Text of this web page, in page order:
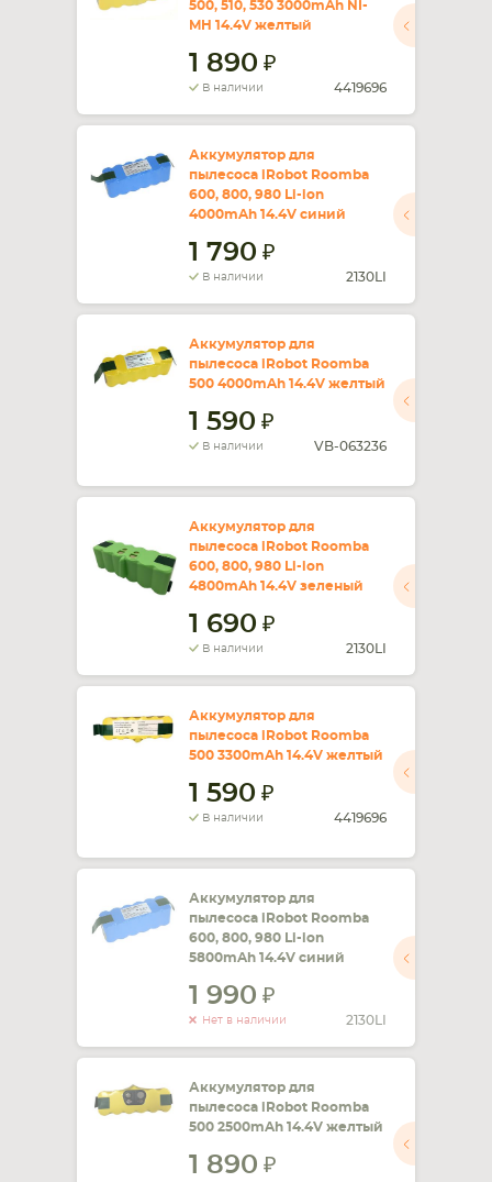
500, 510, 530 3000mAh NI-
MH 14.4V желтый
1 890
В наличии 4419696
Аккумулятор для
пылесоса iRobot Roomba
600, 800, 980 Li-ion
4000mAh 14.4V синий
1 790
В наличии 2130LI
Аккумулятор для
пылесоса iRobot Roomba
500 4000mAh 14.4V желтый
1 590
В наличии VB-063236
Аккумулятор для
пылесоса iRobot Roomba
600, 800, 980 Li-ion
4800mAh 14.4V зеленый
1 690
В наличии 2130LI
Аккумулятор для
пылесоса iRobot Roomba
500 3300mAh 14.4V желтый
1 590
В наличии 4419696
Аккумулятор для
пылесоса iRobot Roomba
600, 800, 980 Li-ion
5800mAh 14.4V синий
1 990
Нет в наличии 2130LI
Аккумулятор для
пылесоса iRobot Roomba
500 2500mAh 14.4V желтый
1 890